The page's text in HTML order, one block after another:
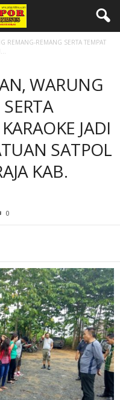
REMANG-REMANG SERTA TEMPAT
WARUNG
JADI
SATPOL
KAB.
0